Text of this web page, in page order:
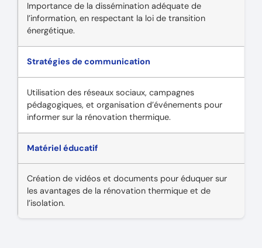
Importance de la dissémination adéquate de
l’information, en respectant la loi de transition
énergétique.
Stratégies de communication
Utilisation des réseaux sociaux, campagnes
pédagogiques, et organisation d’événements pour
informer sur la rénovation thermique.
Matériel éducatif
Création de vidéos et documents pour éduquer sur
les avantages de la rénovation thermique et de
l’isolation.